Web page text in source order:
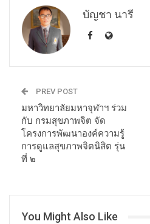
บัญชา นารี
PREV POST
มหาวิทยาลัยมหาจุฬาฯ ร่วม
กับ กรมสุขภาพจิต จัด
โครงการพัฒนาองค์ความรู้
การดูแลสุขภาพจิตนิสิต รุ่น
ที่ ๒
You Might Also Like